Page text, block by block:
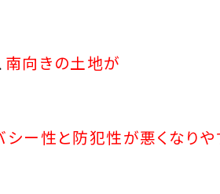
南向きの土地が
シー性と防犯性が悪くなり